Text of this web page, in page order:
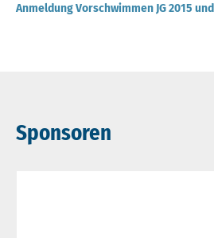
Anmeldung Vorschwimmen JG 2015
Sponsoren